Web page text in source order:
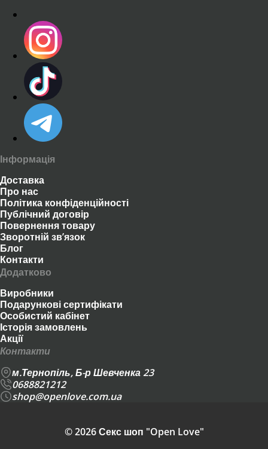
Інформація
Доставка
Про нас
Політика конфіденційності
Публічний договір
Повернення товару
Зворотній зв’язок
Блог
Контакти
Додатково
Виробники
Подарункові сертифікати
Особистий кабінет
Історія замовлень
Акції
Контакти
м.Тернопіль, Б-р Шевченка 23
0688821212
shop@openlove.com.ua
© 2026 Секс шоп "Open Love"